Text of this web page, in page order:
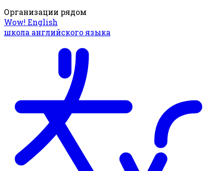
Организации рядом
Wow! English
школа английского языка